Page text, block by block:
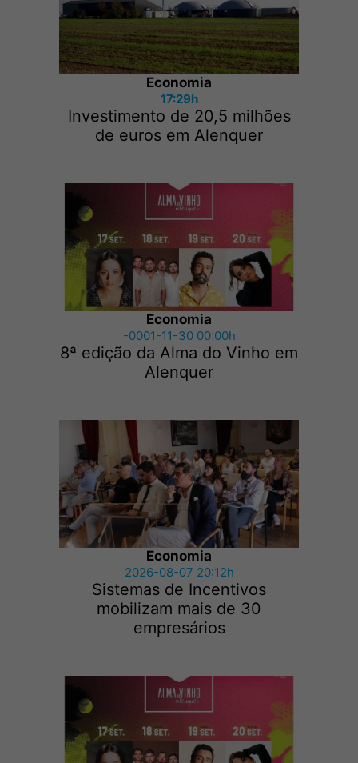
Economia
17:29h
Investimento de 20,5 milhões
de euros em Alenquer
Economia
-0001-11-30 00:00h
8ª edição da Alma do Vinho em
Alenquer
Economia
2026-08-07 20:12h
Sistemas de Incentivos
mobilizam mais de 30
empresários